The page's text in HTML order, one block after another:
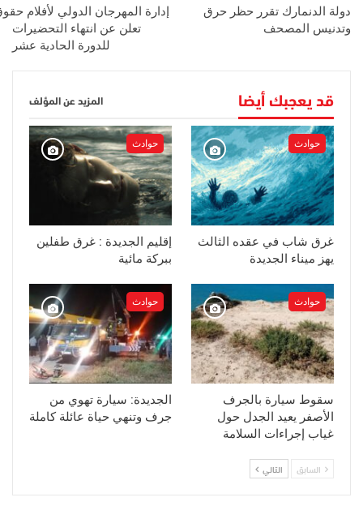
دولة الدنمارك تقرر حظر حرق
وتدنيس المصحف
إدارة المهرجان الدولي لأفلام
تعلن عن انتهاء التحضيرات
للدورة الحادية عشر
قد يعجبك أيضا المزيد عن المؤلف
حوادث
غرق شاب في عقده الثالث
يهز ميناء الجديدة
حوادث
إقليم الجديدة : غرق طفلين
ببركة مائية
حوادث
سقوط سيارة بالجرف
الأصفر يعيد الجدل حول
غياب إجراءات السلامة
حوادث
الجديدة: سيارة تهوي من
جرف وتنهي حياة عائلة كاملة
السابق التالي